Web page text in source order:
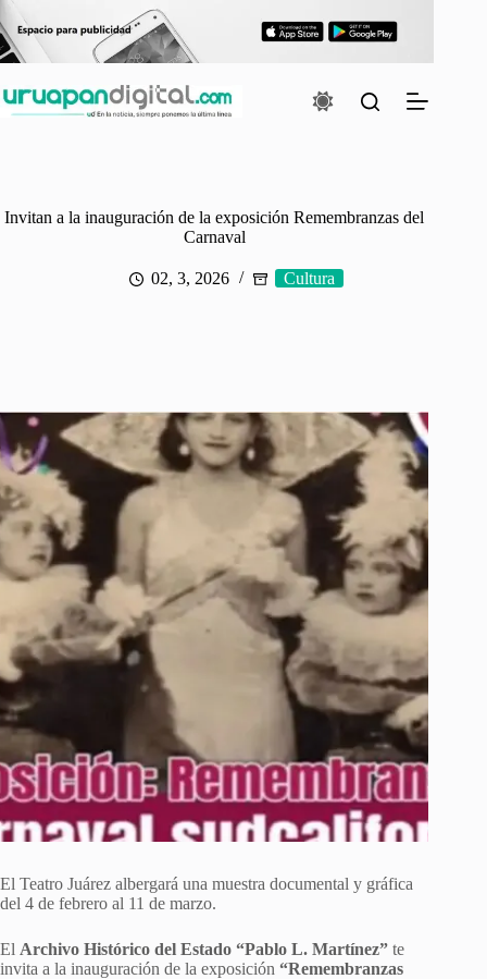
al
contenido
Invitan a la inauguración de la exposición Remembranzas del
Carnaval
02, 3, 2026 Cultura
El Teatro Juárez albergará una muestra documental y gráfica
del 4 de febrero al 11 de marzo.
El Archivo Histórico del Estado “Pablo L. Martínez” te
invita a la inauguración de la exposición “Remembranzas